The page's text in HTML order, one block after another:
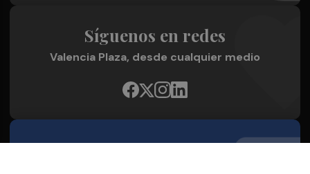
Síguenos en redes
Valencia Plaza, desde cualquier medio
Quienes Somos